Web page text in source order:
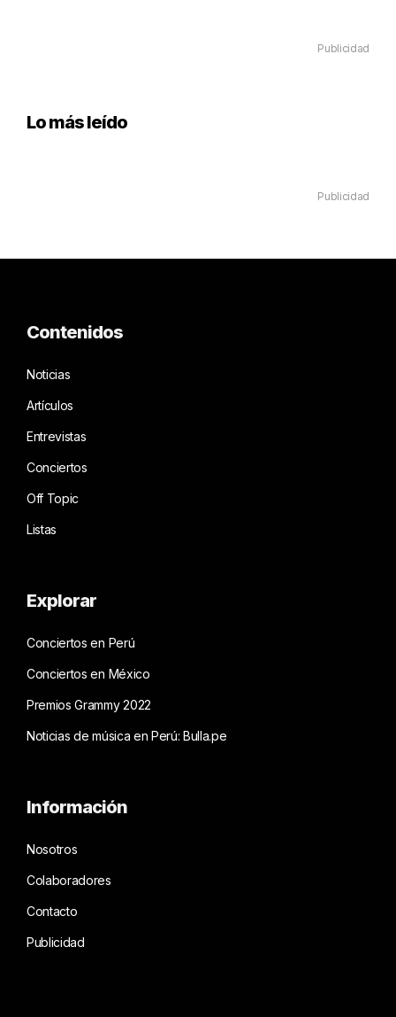
Publicidad
Lo más leído
Publicidad
Contenidos
Noticias
Artículos
Entrevistas
Conciertos
Off Topic
Listas
Explorar
Conciertos en Perú
Conciertos en México
Premios Grammy 2022
Noticias de música en Perú: Bulla.pe
Información
Nosotros
Colaboradores
Contacto
Publicidad